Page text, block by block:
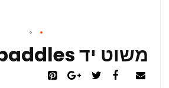
משוט יד ABS paddles